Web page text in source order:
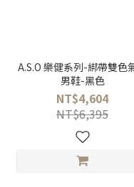
A.S.O 樂健系列-綁帶雙色
男鞋-黑色
NT$4,604
NT$6,395